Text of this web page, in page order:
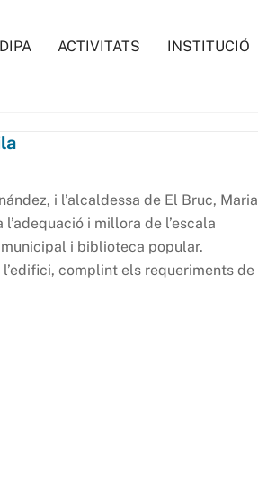
ACTIVITATS INSTITUCIÓ
i l’alcaldessa de El Bruc, Maria
i millora de l’escala
i biblioteca popular.
l’edifici, complint els requeriments de